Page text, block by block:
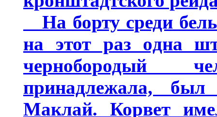
На борту среди
на этот раз одна
чернобородый
принадлежала,
Маклай. Корвет